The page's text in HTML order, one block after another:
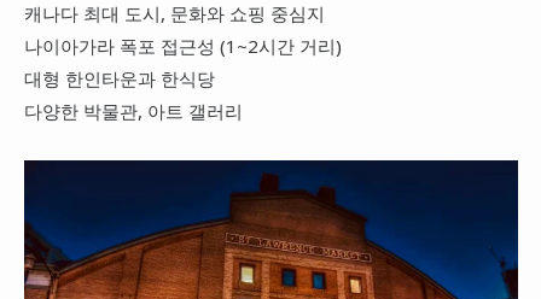
캐나다 최대 도시, 문화와 쇼핑 중심지
나이아가라 폭포 접근성 (1~2시간 거리)
대형 한인타운과 한식당
다양한 박물관, 아트 갤러리